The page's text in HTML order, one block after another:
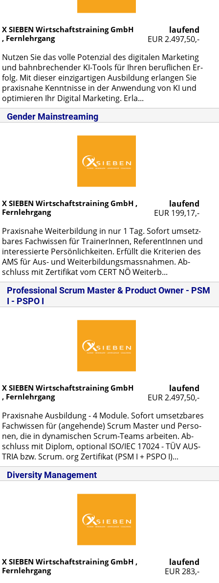
laufend
EUR 2.497,50,-
X SIEBEN Wirtschaftstraining GmbH
, Fernlehrgang
Nut­zen Sie das vol­le Po­ten­zi­al des di­gi­ta­len Mar­ke­ting
und bahn­bre­chen­der KI-Tools für Ih­ren be­ruf­li­chen Er­
folg. Mit die­ser ein­zig­ar­ti­gen Aus­bil­dung er­lan­gen Sie
pra­xis­na­he Kennt­nis­se in der An­wen­dung von KI und
op­ti­mie­ren Ihr Di­gi­tal Mar­ke­ting. Er­la...
Gender Mainstreaming
laufend
EUR 199,17,-
X SIEBEN Wirtschaftstraining GmbH ,
Fernlehrgang
Pra­xis­na­he Wei­ter­bil­dung in nur 1 Tag. So­fort um­setz­
ba­res Fach­wis­sen für Trai­ne­rIn­nen, Re­fe­ren­tIn­nen und
in­ter­es­sier­te Per­sön­lich­kei­ten. Er­füllt die Kri­te­ri­en des
AMS für Aus- und Wei­ter­bil­dungs­mass­nah­men. Ab­
schluss mit Zer­ti­fi­kat vom CERT NÖ Wei­terb...
Professional Scrum Master & Product Owner - PSM
I - PSPO I
laufend
EUR 2.497,50,-
X SIEBEN Wirtschaftstraining GmbH
, Fernlehrgang
Pra­xis­na­he Aus­bil­dung - 4 Mo­du­le. So­fort um­setz­ba­res
Fach­wis­sen für (an­ge­hen­de) Scrum Mas­ter und Per­so­
nen, die in dy­na­mi­schen Scrum-Teams ar­bei­ten. Ab­
schluss mit Di­plom, op­tio­nal ISO/IEC 17024 - TÜV AUS­
TRIA bzw. Scrum. org Zer­ti­fi­kat (PSM I + PSPO I)...
Diversity Management
laufend
EUR 283,-
X SIEBEN Wirtschaftstraining GmbH ,
Fernlehrgang